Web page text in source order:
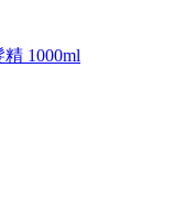
1000ml